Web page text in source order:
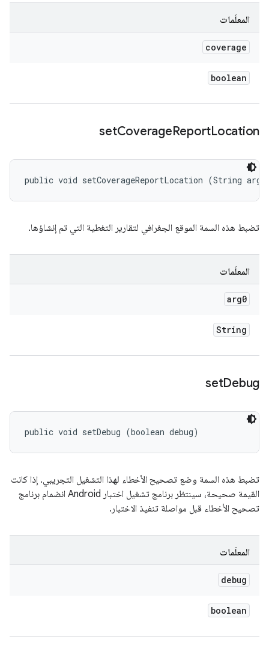
المعلَمات
coverage
boolean
setCoverageReportLocation
public void setCoverageReportLocation (String
تضبط هذه السمة الموقع الجغرافي لتقارير التغطية التي تم إنشاؤها.
المعلَمات
arg0
String
setDebug
public void setDebug (boolean debug)
تضبط هذه السمة وضع تصحيح الأخطاء لهذا التشغيل التجريبي. إذا كانت
القيمة صحيحة، سينتظر برنامج تشغيل اختبار Android انضمام برنامج
تصحيح الأخطاء قبل مواصلة تنفيذ الاختبار.
المعلَمات
debug
boolean